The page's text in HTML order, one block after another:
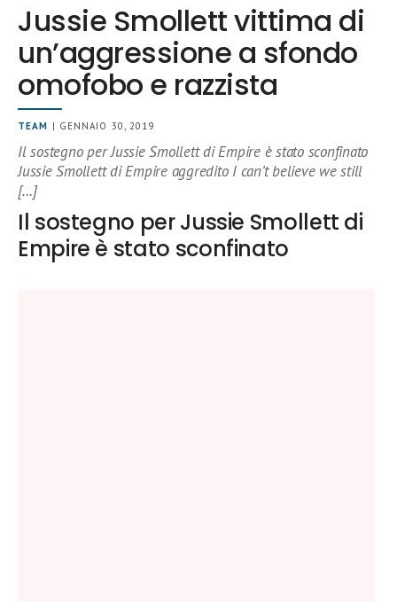
Jussie Smollett vittima di
un’aggressione a sfondo
omofobo e razzista
TEAM | GENNAIO 30, 2019
Il sostegno per Jussie Smollett di Empire è stato sconfinato
Jussie Smollett di Empire aggredito I can’t believe we still
[…]
Il sostegno per Jussie Smollett di
Empire è stato sconfinato